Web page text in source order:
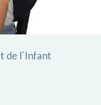
de l´Infant